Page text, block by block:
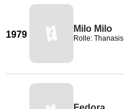
1979
Milo Milo
Rolle: Thanasis